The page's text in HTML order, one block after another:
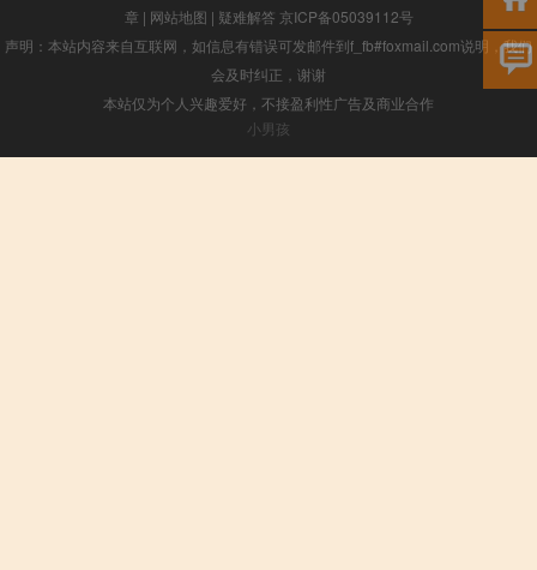
章 | 网站地图 | 疑难解答 京ICP备05039112号
声明：本站内容来自互联网，如信息有错误可发邮件到f_fb#foxmail.com说明，我们
会及时纠正，谢谢
本站仅为个人兴趣爱好，不接盈利性广告及商业合作
小男孩